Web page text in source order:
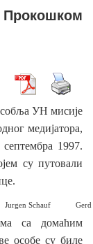
УН мисије
медијатора,
1997.
су путовали
Jurgen Schauf Gerd
са домаћим
особе су биле